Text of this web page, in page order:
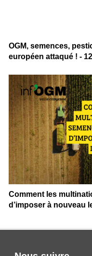
OGM, semences,
européen attaqué ! -
Comment les
d’imposer à nouveau